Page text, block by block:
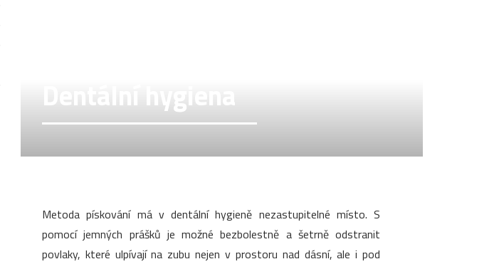
Dentální hygiena
Metoda pískování má v dentální hygieně nezastupitelné místo. S
pomocí jemných prášků je možné bezbolestně a šetrně odstranit
povlaky, které ulpívají na zubu nejen v prostoru nad dásní, ale i pod